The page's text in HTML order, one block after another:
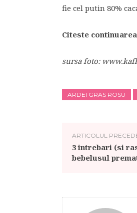
fie cel putin 80%
Citeste
sursa foto:
ARDEI GRAS ROSU
ARTICOLUL
3 intrebari (si
bebelusul